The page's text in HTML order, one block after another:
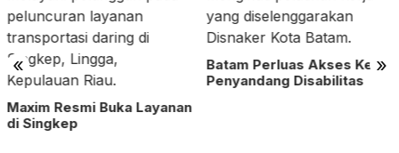
« »
Batam Perluas Akses Kerja
Penyandang Disabilitas
Pertamina Patra Niaga